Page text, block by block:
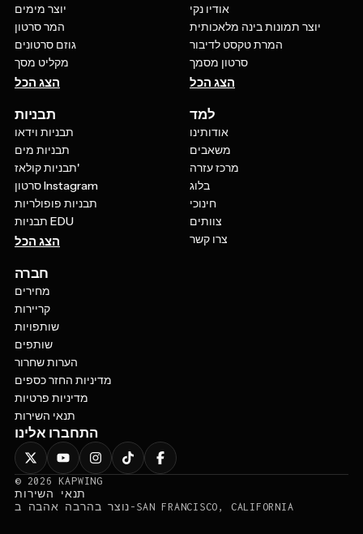
יוצר מימים
המר סרטון
גוזם סרטונים
מקליט מסך
הצג הכל
אודיו נקי
יוצר תמונות בינה מלאכותית
המרת טקסט לדיבור
סרטון מסמך
הצג הכל
תבניות
תבניות וידאו
תבניות מים
תבניות קולאז'
סרטון Instagram
תבניות פופולריות
תבניות EDU
הצג הכל
למד
אודותינו
משאבים
מרכז עזרה
בלוג
חינוכי
צוותים
צרו קשר
חברה
מחירים
קריירות
שותפויות
שותפים
הערות שחרור
מדיניות החזר כספים
מדיניות פרטיות
תנאי השירות
התחברו אלינו
© 2026
KAPWING
תנאי השירות
נוצר בהרבה אהבה ב-SAN FRANCISCO, CALIFORNIA